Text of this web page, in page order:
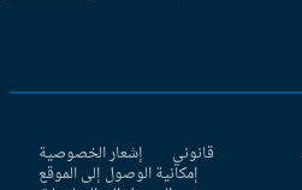
قانوني إشعار الخصوصية
إمكانية الوصول إلى الموقع